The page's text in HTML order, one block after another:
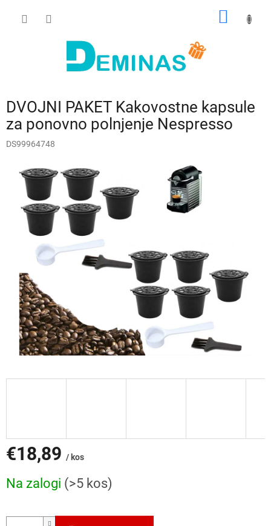
DVOJNI PAKET Kakovostne kapsule
za ponovno polnjenje Nespresso
DS99964748
€18,89 / kos
mere:
Na zalogi (>5 kos)